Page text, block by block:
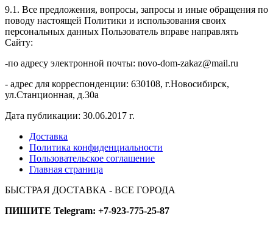
9.1. Все предложения, вопросы, запросы и иные обращения по
поводу настоящей Политики и использования своих
персональных данных Пользователь вправе направлять
Сайту:
-по адресу электронной почты: novo-dom-zakaz@mail.ru
- адрес для корреспонденции: 630108, г.Новосибирск,
ул.Станционная, д.30а
Дата публикации: 30.06.2017 г.
Доставка
Политика конфиденциальности
Пользовательское соглашение
Главная страница
БЫСТРАЯ ДОСТАВКА - ВСЕ ГОРОДА
ПИШИТЕ Telegram: +7-923-775-25-87